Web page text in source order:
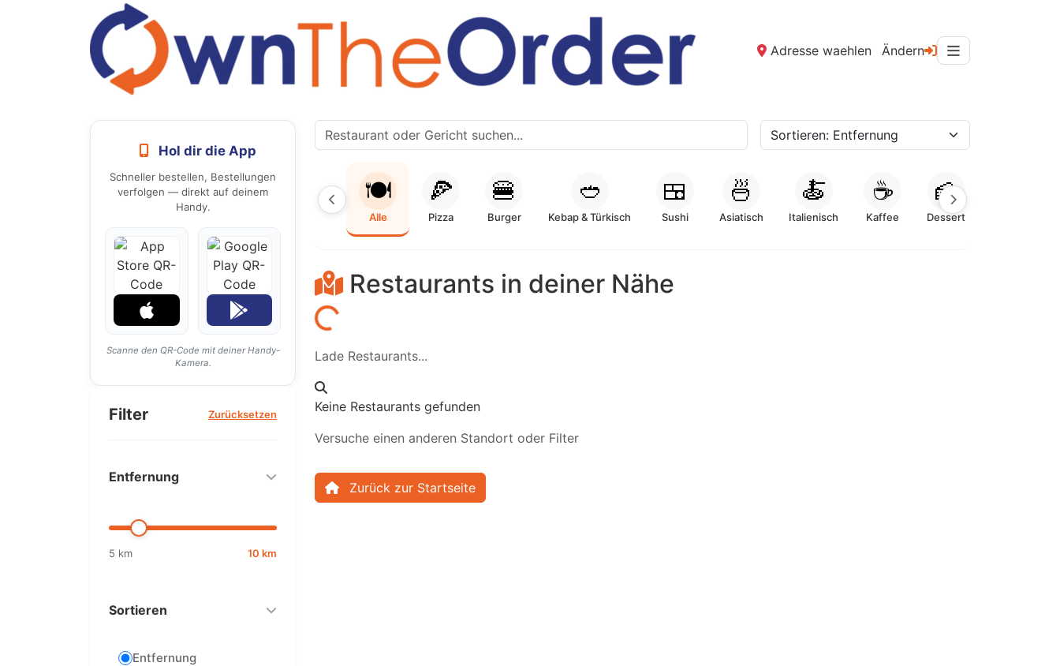
Adresse waehlen Ändern
Hol dir die App
Schneller bestellen, Bestellungen
verfolgen — direkt auf deinem
Handy.
Scanne den QR-Code mit deiner Handy-
Kamera.
Filter Zurücksetzen
Entfernung
5 km 10 km
Sortieren
Entfernung
🍽️
Alle
🍕
Pizza
🍔
Burger
🥙
Kebap & Türkisch
🍱
Sushi
🍜
Asiatisch
🍝
Italienisch
☕
Kaffee
🍰
Dessert
Restaurants in deiner Nähe
Laden...
Lade Restaurants...
Keine Restaurants gefunden
Versuche einen anderen Standort oder Filter
Zurück zur Startseite